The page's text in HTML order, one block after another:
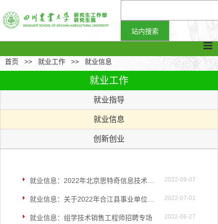
首页 >> 就业工作 >> 就业信息
就业工作
就业指导
就业信息
创新创业
2022-09-07
就业信息：2022年北京思特奇信息技术股份有限公司招聘公告
2022-07-01
就业信息：关于2022年合江县事业单位公开考核招聘高层次人才的公告
2022-06-27
就业信息：组学技术销售工程师招聘专场